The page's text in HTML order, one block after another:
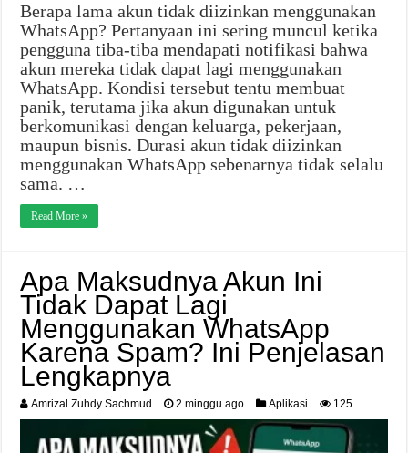
Berapa lama akun tidak diizinkan menggunakan
WhatsApp? Pertanyaan ini sering muncul ketika
pengguna tiba-tiba mendapati notifikasi bahwa
akun mereka tidak dapat lagi menggunakan
WhatsApp. Kondisi tersebut tentu membuat
panik, terutama jika akun digunakan untuk
berkomunikasi dengan keluarga, pekerjaan,
maupun bisnis. Durasi akun tidak diizinkan
menggunakan WhatsApp sebenarnya tidak selalu
sama. …
Read More »
Apa Maksudnya Akun Ini
Tidak Dapat Lagi
Menggunakan WhatsApp
Karena Spam? Ini Penjelasan
Lengkapnya
Amrizal Zuhdy Sachmud 2 minggu ago Aplikasi 125